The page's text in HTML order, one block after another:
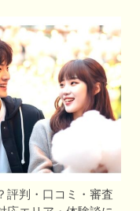
評判・口コミ・審査